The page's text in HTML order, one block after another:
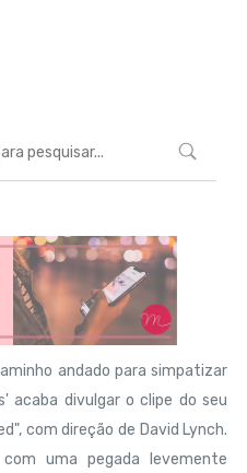
andado para simpatizar
acaba divulgar o clipe do seu
com direção de David Lynch.
uma pegada levemente